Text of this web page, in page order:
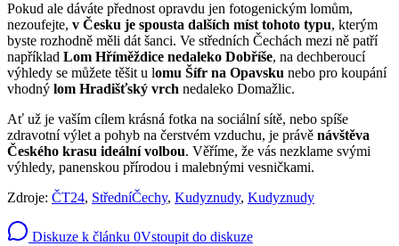
Pokud ale dáváte přednost opravdu jen fotogenickým lomům,
nezoufejte, v Česku je spousta dalších míst tohoto typu, kterým
byste rozhodně měli dát šanci. Ve středních Čechách mezi ně patří
například Lom Hříměždice nedaleko Dobříše, na dechberoucí
výhledy se můžete těšit u lomu Šífr na Opavsku nebo pro koupání
vhodný lom Hradišťský vrch nedaleko Domažlic.
Ať už je vaším cílem krásná fotka na sociální sítě, nebo spíše
zdravotní výlet a pohyb na čerstvém vzduchu, je právě návštěva
Českého krasu ideální volbou. Věříme, že vás nezklame svými
výhledy, panenskou přírodou i malebnými vesničkami.
Zdroje: ČT24, StředníČechy, Kudyznudy, Kudyznudy
Diskuze k článku 0Vstoupit do diskuze